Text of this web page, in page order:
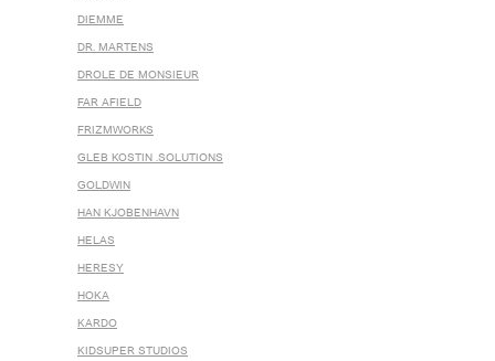
DIEMME
DR. MARTENS
DROLE DE MONSIEUR
FAR AFIELD
FRIZMWORKS
GLEB KOSTIN .SOLUTIONS
GOLDWIN
HAN KJOBENHAVN
HELAS
HERESY
HOKA
KARDO
KIDSUPER STUDIOS